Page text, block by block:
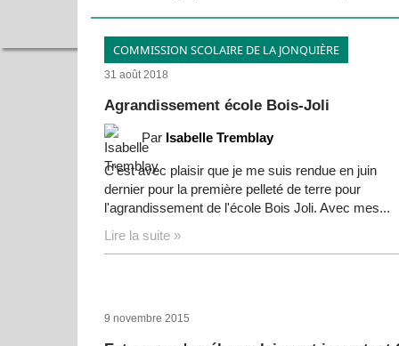
COMMISSION SCOLAIRE DE LA JONQUIÈRE
31 août 2018
Agrandissement école Bois-Joli
Par Isabelle Tremblay
C'est avec plaisir que je me suis rendue en juin
dernier pour la première pelleté de terre pour
l'agrandissement de l'école Bois Joli. Avec mes...
Lire la suite »
9 novembre 2015